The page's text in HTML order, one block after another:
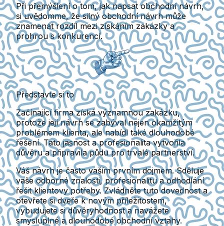
Při přemýšlení o tom, jak napsat obchodní návrh,
si uvědomme, že silný obchodní návrh může
znamenat rozdíl mezi získáním zakázky a
prohrou s konkurencí.
Představte si to
Začínající firma získá významnou zakázku,
protože její návrh se zabýval nejen okamžitým
problémem klienta, ale nabídl také dlouhodobé
řešení. Tato jasnost a profesionalita vytvořila
důvěru a připravila půdu pro trvalé partnerství.
Váš návrh je často vaším prvním dojmem. Sděluje
vaše odborné znalosti, profesionalitu a odhodlání
řešit klientovy potřeby. Zvládněte tuto dovednost a
otevřete si dveře k novým příležitostem,
vybudujete si důvěryhodnost a navážete
smysluplné a dlouhodobé obchodní vztahy.